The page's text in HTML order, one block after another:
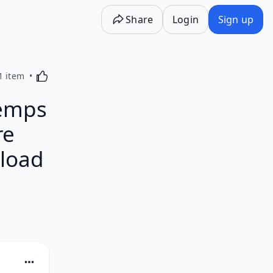
Share Login Sign up
item Activating this element will cause content on the